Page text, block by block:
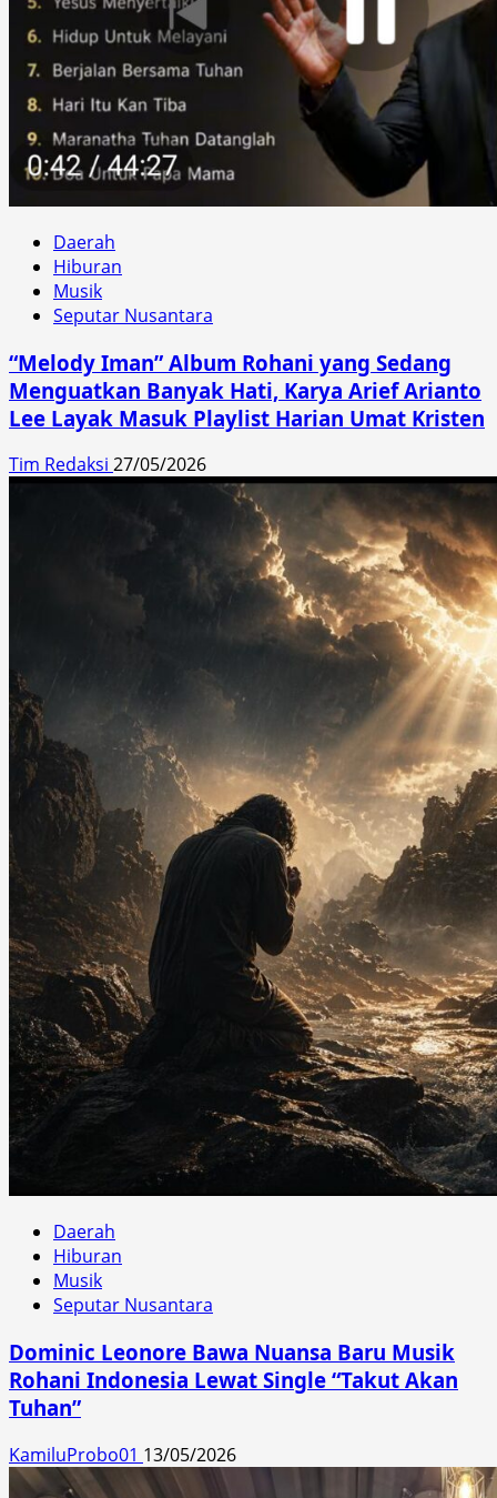
Daerah
Hiburan
Musik
Seputar Nusantara
“Melody Iman” Album Rohani yang Sedang
Menguatkan Banyak Hati, Karya Arief Arianto
Lee Layak Masuk Playlist Harian Umat Kristen
Tim Redaksi 27/05/2026
Daerah
Hiburan
Musik
Seputar Nusantara
Dominic Leonore Bawa Nuansa Baru Musik
Rohani Indonesia Lewat Single “Takut Akan
Tuhan”
KamiluProbo01 13/05/2026